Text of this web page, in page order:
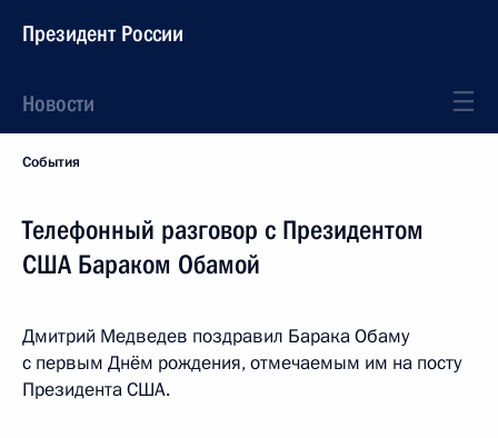
Президент России
Новости
События
Телефонный разговор с Президентом
США Бараком Обамой
Дмитрий Медведев поздравил Барака Обаму
с первым Днём рождения, отмечаемым им на посту
Президента США.